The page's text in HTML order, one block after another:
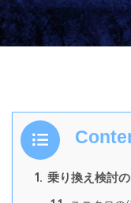
1. 乗り換え検討